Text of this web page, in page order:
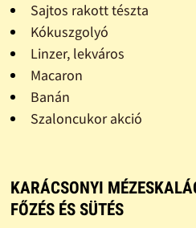
Sajtos rakott tészta
Kókuszgolyó
Linzer, lekváros
Macaron
Banán
Szaloncukor akció
KARÁCSONYI
FŐZÉS ÉS SÜTÉS